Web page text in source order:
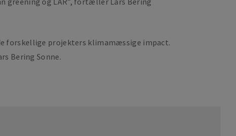
forskellige projekters klimamæssige impact.
Bering Sonne.